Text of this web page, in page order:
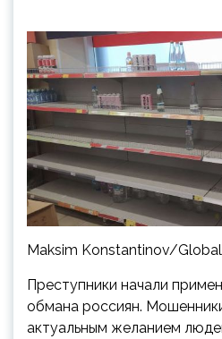
Maksim Konstantinov/
Преступники начали
обмана россиян.
актуальным желанием